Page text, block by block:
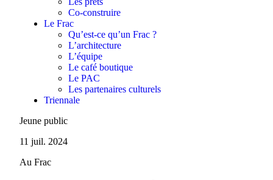
Co-construire
Le Frac
Qu’est-ce qu’un Frac ?
L’architecture
L’équipe
Le café boutique
Le PAC
Les partenaires culturels
Triennale
Jeune public
11 juil. 2024
Au Frac